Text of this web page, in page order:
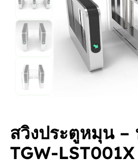
สวิงประตูหมุน –
TGW-LST001X